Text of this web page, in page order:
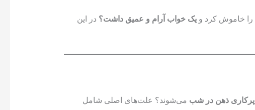
را خاموش کرد و یک خواب آرام و عمیق داشت؟ در این
پرکاری ذهن در شب می‌شوند؟ علت‌های اصلی شامل